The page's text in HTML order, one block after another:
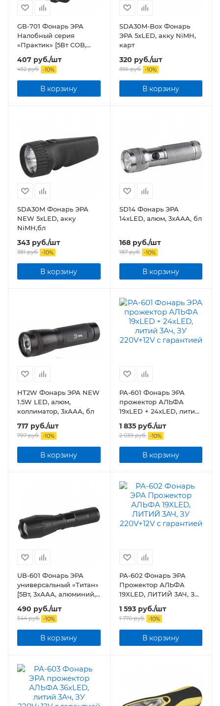
GB-701 Фонарь ЭРА
Налобный серия
«Практик» [5Вт COB,
3xAAA, сенсор, бл]
407 руб./шт
452руб. -10%
В корзину
SDA30M-Box Фонарь
ЭРА 5хLED, акку NiMH,
карт
320 руб./шт
356руб. -10%
В корзину
SDA30M Фонарь ЭРА
NEW 5хLED, акку
NiMH,бл
343 руб./шт
381руб. -10%
В корзину
SD14 Фонарь ЭРА
14xLED, алюм, 3хААА, бл
168руб./шт
187руб. -10%
В корзину
HT2W Фонарь ЭРА NEW
1.5W LED, алюм,
коллиматор, 3хААА, бл
717 руб./шт
797руб. -10%
В корзину
PA-601 Фонарь ЭРА
прожектор АЛЬФА
19xLED + 24xLED, литий
3Ач, ЗУ 220V+12V
1 835руб./шт
2 039руб. -10%
В корзину
UB-601 Фонарь ЭРА
универсальный «Титан»
[5Вт, 3хААА, алюминий,
изменяемый фокус, бл]
490 руб./шт
544руб. -10%
В корзину
PA-602 Фонарь ЭРА
Прожектор АЛЬФА
19XLED, ЛИТИЙ 3АЧ, ЗУ
1 593руб./шт
1 770руб. -10%
В корзину